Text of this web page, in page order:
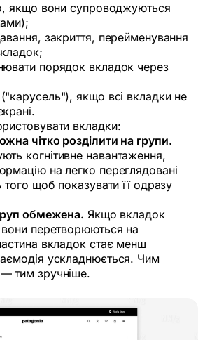
якщо вони супроводжуються
закриття, перейменування
порядок вкладок через
якщо всі вкладки не
вкладки:
чітко розділити на групи.
когнітивне навантаження,
на легко переглядовані
того щоб показувати її одразу
обмежена. Якщо вкладок
вони перетворюються на
вкладок стає менш
ускладнюється. Чим
тим зручніше.